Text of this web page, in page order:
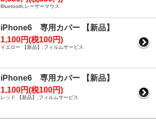
Bluetooth,レーザーマウス
iPhone6 専用カバー 【新品】
1,100円(税100円)
イエロー 【新品】,フィルムサービス
iPhone6 専用カバー 【新品】
1,100円(税100円)
レッド 【新品】,フィルムサービス